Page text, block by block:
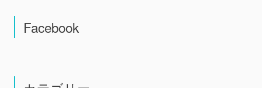
Facebook